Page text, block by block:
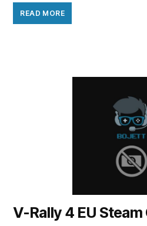
READ MORE
V-Rally 4 EU Steam